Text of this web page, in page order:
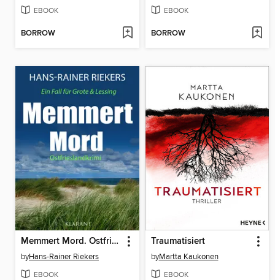
EBOOK
BORROW
EBOOK
BORROW
Memmert Mord. Ostfrieslandkrimi
byHans-Rainer Riekers
EBOOK
Traumatisiert
byMartta Kaukonen
EBOOK